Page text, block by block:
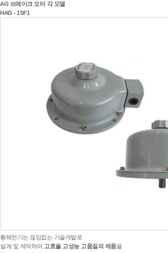
AG 브레이크 모터 각 모델
HAG - 15F1
황해전기는 끊임없는 기술개발로
설계 및 제작하여 고효율 고성능 고품질의 제품을